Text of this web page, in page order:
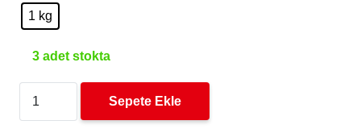
1 kg
3 adet stokta
Sepete Ekle